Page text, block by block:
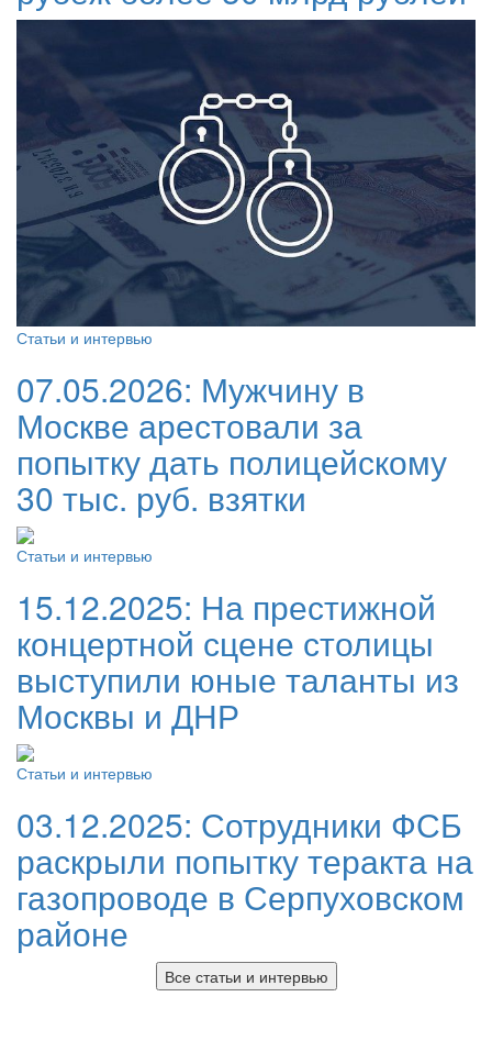
Статьи и интервью
07.05.2026: Мужчину в
Москве арестовали за
попытку дать полицейскому
30 тыс. руб. взятки
Статьи и интервью
15.12.2025: На престижной
концертной сцене столицы
выступили юные таланты из
Москвы и ДНР
Статьи и интервью
03.12.2025: Сотрудники ФСБ
раскрыли попытку теракта на
газопроводе в Серпуховском
районе
Все статьи и интервью